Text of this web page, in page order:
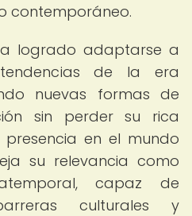
contemporáneo.
logrado adaptarse a
de la era
nuevas formas de
sin perder su rica
presencia en el mundo
su relevancia como
capaz de
culturales y